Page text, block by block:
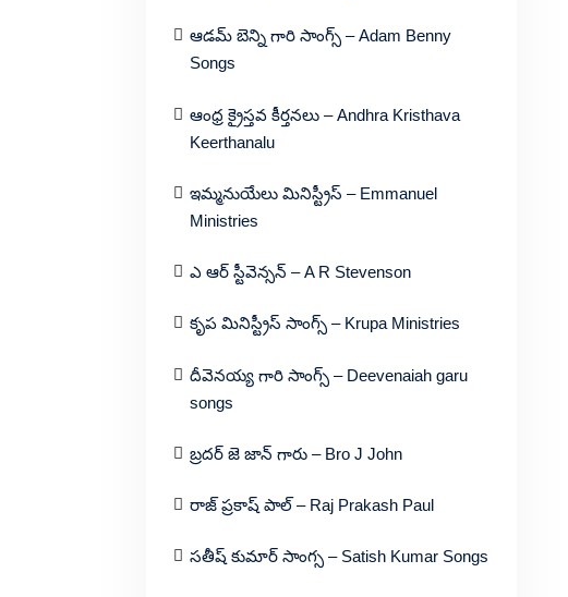
ఆడమ్ బెన్ని గారి సాంగ్స్ – Adam Benny
Songs
ఆంధ్ర క్రైస్తవ కీర్తనలు – Andhra Kristhava
Keerthanalu
ఇమ్మనుయేలు మినిస్ట్రీస్ – Emmanuel
Ministries
ఎ ఆర్ స్టీవెన్సన్ – A R Stevenson
కృప మినిస్ట్రీస్ సాంగ్స్ – Krupa Ministries
దీవెనయ్య గారి సాంగ్స్ – Deevenaiah garu
songs
బ్రదర్ జె జాన్ గారు – Bro J John
రాజ్ ప్రకాష్ పాల్ – Raj Prakash Paul
సతీష్ కుమార్ సాంగ్స – Satish Kumar Songs